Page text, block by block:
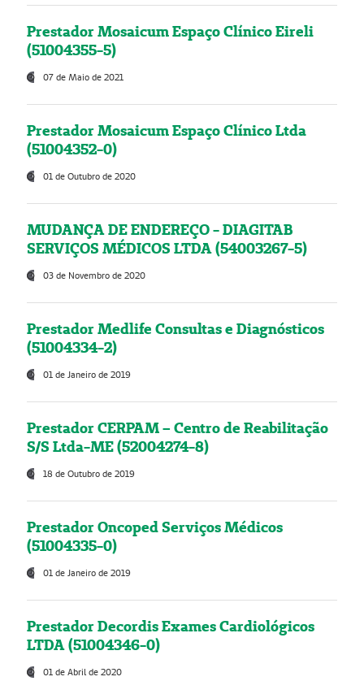
Prestador Mosaicum Espaço Clínico Eireli
(51004355-5)
07 de Maio de 2021
Prestador Mosaicum Espaço Clínico Ltda
(51004352-0)
01 de Outubro de 2020
MUDANÇA DE ENDEREÇO - DIAGITAB
SERVIÇOS MÉDICOS LTDA (54003267-5)
03 de Novembro de 2020
Prestador Medlife Consultas e Diagnósticos
(51004334-2)
01 de Janeiro de 2019
Prestador CERPAM – Centro de Reabilitação
S/S Ltda-ME (52004274-8)
18 de Outubro de 2019
Prestador Oncoped Serviços Médicos
(51004335-0)
01 de Janeiro de 2019
Prestador Decordis Exames Cardiológicos
LTDA (51004346-0)
01 de Abril de 2020